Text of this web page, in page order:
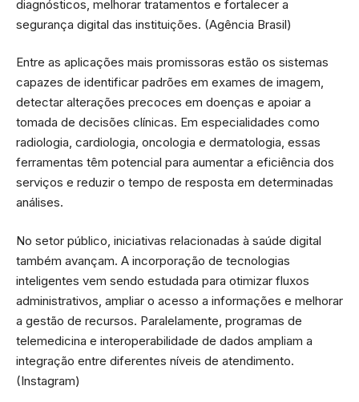
diagnósticos, melhorar tratamentos e fortalecer a
segurança digital das instituições. (Agência Brasil)
Entre as aplicações mais promissoras estão os sistemas
capazes de identificar padrões em exames de imagem,
detectar alterações precoces em doenças e apoiar a
tomada de decisões clínicas. Em especialidades como
radiologia, cardiologia, oncologia e dermatologia, essas
ferramentas têm potencial para aumentar a eficiência dos
serviços e reduzir o tempo de resposta em determinadas
análises.
No setor público, iniciativas relacionadas à saúde digital
também avançam. A incorporação de tecnologias
inteligentes vem sendo estudada para otimizar fluxos
administrativos, ampliar o acesso a informações e melhorar
a gestão de recursos. Paralelamente, programas de
telemedicina e interoperabilidade de dados ampliam a
integração entre diferentes níveis de atendimento.
(Instagram)